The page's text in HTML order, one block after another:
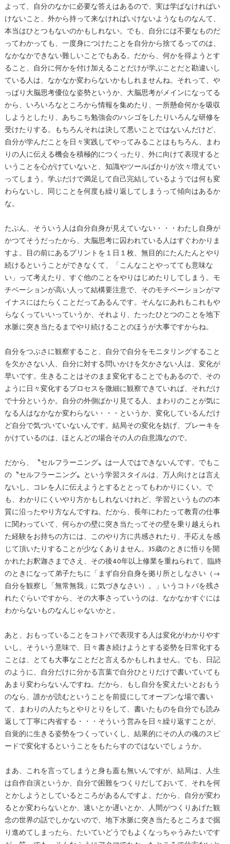
よって、自分のなかに必要な答えはあるので、実は学ばなければい
けないこと、外から持って来なければいけないようなものなんて、
本当はひとつもないのかもしれない。でも、自分には不要なものだ
ってわかっても、一度身につけたことを自分から捨てるってのは、
なかなかできない難しいことでもある。だから、何かを得ようとす
ること、自分に何かを付け加えることだけが学ぶことだと勘違いし
ている人は、なかなか変わらないかもしれませんね。それって、や
っぱり大脳思考優位な姿勢というか、大脳思考がメインになってる
から、いろいろなところから情報を集めたり、一所懸命何かを吸収
しようとしたり、あちこち勉強会のハシゴをしたりいろんな研修を
受けたりする。もちろんそれは決して悪いことではないんだけど、
自分が学んだことを日々実践してやってみることはもちろん、まわ
りの人に伝える機会を積極的につくったり、外に向けて表現すると
いうことを心がけていないと、知識やツールばかりが次々増えてい
ってしまう。学ぶだけで満足して自己完結しているようでは何も変
わらないし、同じことを何度も繰り返してしまうって傾向はあるか
な。
たぶん、そういう人は自分自身が見えていない・・・わたし自身が
かつてそうだったから、大脳思考に囚われている人はすぐわかりま
すよ。目の前にあるプリントを１日１枚、無目的にたんたんとやり
続けるということができなくて、「こんなことやってても意味な
い」って考えたり、すぐ他のことをやりはじめたりしてしまう。モ
チベーションが高い人って結構要注意で、そのモチベーションがマ
イナスにはたらくことだってあるんです。そんなにあれもこれもや
らなくっていいっていうか、それより、たったひとつのことを地下
水脈に突き当たるまでやり続けることのほうが大事ですからね。
自分をつぶさに観察すること、自分で自分をモニタリングすること
を欠かさない人、自分に対する問いかけを欠かさない人は、変化が
早いです。生きることはそのまま変化することでもあるので、その
ように日々変化するプロセスを微細に観察できていれば、それだけ
で十分というか。自分の外側ばかり見てる人、まわりのことが気に
なる人はなかなか変わらない・・・というか、変化しているんだけ
ど自分で気づいていないんです。結局その変化を妨げ、ブレーキを
かけているのは、ほとんどの場合その人の自意識なので。
だから、〝セルフラーニング〟は一人ではできないんです。でもこ
の〝セルフラーニング〟という学習スタイルは、万人向けとは言え
ないし、コレを人に伝えようとするととってもわかりにくい。で
も、わかりにくいやり方かもしれないけれど、学習というものの本
質に沿ったやり方なんですね。だから、長年にわたって教育の仕事
に関わっていて、何らかの壁に突き当たってその壁を乗り越えられ
た経験をお持ちの方には、このやり方に共感されたり、手応えを感
じて頂いたりすることが少なくありません。35歳のときに悟りを開
かれたお釈迦さまでさえ、その後40年以上修業を重ねられて、臨終
のときになって弟子たちに「まず自分自身を拠り所としなさい（→
自分を観察し「無常無我」に気づきなさい）。」いうコトバを残さ
れたぐらいですから、その大事さっていうのは、なかなかすぐには
わからないものなんじゃないかと。
あと、おもっていることをコトバで表現する人は変化がわかりやす
いし、そういう意味で、日々書き続けようとする姿勢を日常化する
ことは、とても大事なことだと言えるかもしれません。でも、日記
のように、自分だけに分かる言葉で自分ひとりだけで書いていても
あまり変わらないんですね。だから、もし自分を変えたいとおもう
のなら、誰かが読むということを前提にしてオープンな場で書い
て、まわりの人たちとやりとりをして、書いたものを自分でも読み
返して丁寧に内省する・・・そういう営みを日々繰り返すことが、
自覚的に生きる姿勢をつくっていくし、結果的にその人の魂のスピ
ードで変化するということをもたらすのではないでしょうか。
まあ、これを言ってしまうと身も蓋も無いんですが、結局は、人生
は自作自演というか、自分で困難をつくりだしておいて、それを何
とかしようとしているところがあるんですよ。だから、自分が変わ
るとか変わらないとか、速いとか遅いとか、人間がつくりあげた観
念の世界の話でしかないので、地下水脈に突き当たるところまで掘
り進めてしまったら、たいていどうでもよくなっちゃうみたいです